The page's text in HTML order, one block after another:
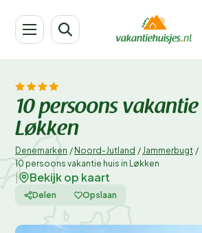
10 persoons
Løkken
Denemarken / Noord-Jutland / Jammerbugt /
10 persoons vakantie huis in Løkken
Bekijk op kaart
Delen Opslaan